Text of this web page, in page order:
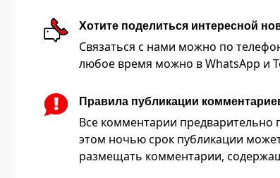
Хотите поделиться интересной
Связаться с нами можно по
любое время можно в WhatsApp и
Правила публикации
Все комментарии
этом ночью срок публикации
размещать комментарии,